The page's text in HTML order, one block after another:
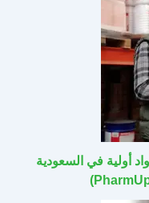
أولية في السعودية